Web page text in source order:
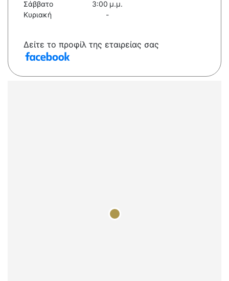
Σάββατο
3:00 μ.μ.
Κυριακή
-
Δείτε το προφίλ της εταιρείας σας